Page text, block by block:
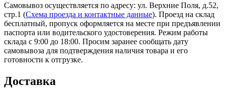
Самовывоз осуществляется по адресу: ул. Верхние Поля, д.52,
стр.1 (Схема проезда и контактные данные). Проезд на склад
бесплатный, пропуск оформляется на месте при предъявлении
паспорта или водительского удостоверения. Режим работы
склада с 9:00 до 18:00. Просим заранее сообщать дату
самовывоза для подтверждения наличия товара и его
готовности к отгрузке.
Доставка